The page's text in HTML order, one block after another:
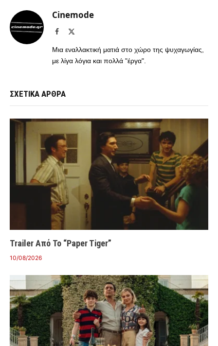
Cinemode
Facebook
Μια εναλλακτική ματιά στο χώρο της ψυχαγωγίας,
με λίγα λόγια και πολλά "έργα".
ΣΧΕΤΙΚΑ ΑΡΘΡΑ
Trailer Από Το “Paper Tiger”
10/08/2026